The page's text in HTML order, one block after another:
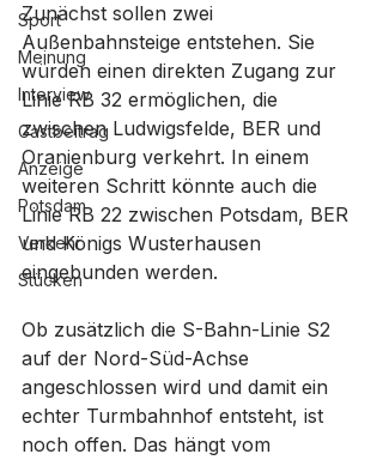
Sport
Meinung
Interview
Gastbeitrag
Anzeige
Potsdam
Verkehr
Stücken
Zunächst sollen zwei
Außenbahnsteige entstehen. Sie
würden einen direkten Zugang zur
Linie RB 32 ermöglichen, die
zwischen Ludwigsfelde, BER und
Oranienburg verkehrt. In einem
weiteren Schritt könnte auch die
Linie RB 22 zwischen Potsdam, BER
und Königs Wusterhausen
eingebunden werden.
Ob zusätzlich die S-Bahn-Linie S2
auf der Nord-Süd-Achse
angeschlossen wird und damit ein
echter Turmbahnhof entsteht, ist
noch offen. Das hängt vom